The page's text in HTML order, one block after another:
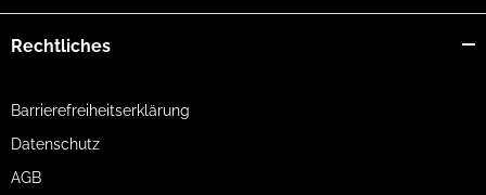
Rechtliches
Barrierefreiheitserklärung
Datenschutz
AGB